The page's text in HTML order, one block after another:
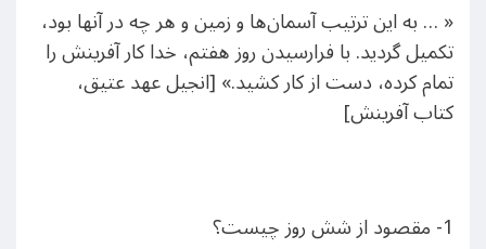
« … به این ترتیب آسمان‌ها و زمین و هر چه در آنها بود،
تکمیل گردید. با فرارسیدن روز هفتم، خدا کار آفرینش را
تمام کرده، دست از کار کشید.» [انجیل عهد عتیق،
کتاب آفرینش]
1- مقصود از شش روز چیست؟